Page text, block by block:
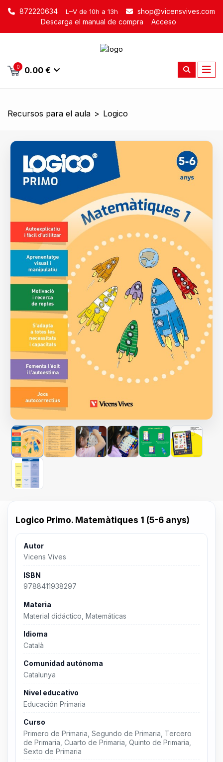
872220634 L–V de 10h a 13h
shop@vicensvives.com
Descarga el manual de compra
Acceso
0 0.00 €
Recursos para el aula > Logico
Logico Primo. Matemàtiques 1 (5-6 anys)
Autor
Vicens Vives
ISBN
9788411938297
Materia
Material didáctico, Matemáticas
Idioma
Català
Comunidad autónoma
Catalunya
Nivel educativo
Educación Primaria
Curso
Primero de Primaria, Segundo de Primaria, Tercero
de Primaria, Cuarto de Primaria, Quinto de Primaria,
Sexto de Primaria